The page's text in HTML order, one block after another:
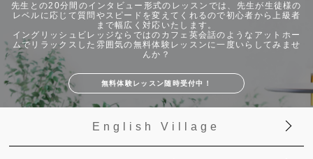
先生との20分間のインタビュー形式のレッスンでは、先生が生徒様の
レベルに応じて質問やスピードを変えてくれるので初心者から上級者
まで幅広く対応いたします。
イングリッシュビレッジならではのカフェ英会話のようなアットホー
ムでリラックスした雰囲気の無料体験レッスンに一度いらしてみませ
んか？
無料体験レッスン随時受付中！
English Village